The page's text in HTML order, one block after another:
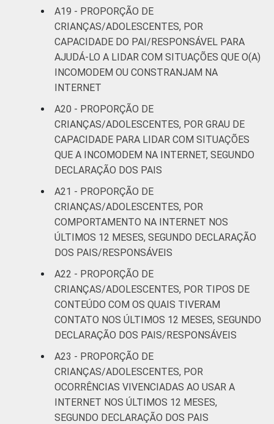
A19 - PROPORÇÃO DE
CRIANÇAS/ADOLESCENTES, POR
CAPACIDADE DO PAI/RESPONSÁVEL PARA
AJUDÁ-LO A LIDAR COM SITUAÇÕES QUE O(A)
INCOMODEM OU CONSTRANJAM NA
INTERNET
A20 - PROPORÇÃO DE
CRIANÇAS/ADOLESCENTES, POR GRAU DE
CAPACIDADE PARA LIDAR COM SITUAÇÕES
QUE A INCOMODEM NA INTERNET, SEGUNDO
DECLARAÇÃO DOS PAIS
A21 - PROPORÇÃO DE
CRIANÇAS/ADOLESCENTES, POR
COMPORTAMENTO NA INTERNET NOS
ÚLTIMOS 12 MESES, SEGUNDO DECLARAÇÃO
DOS PAIS/RESPONSÁVEIS
A22 - PROPORÇÃO DE
CRIANÇAS/ADOLESCENTES, POR TIPOS DE
CONTEÚDO COM OS QUAIS TIVERAM
CONTATO NOS ÚLTIMOS 12 MESES, SEGUNDO
DECLARAÇÃO DOS PAIS/RESPONSÁVEIS
A23 - PROPORÇÃO DE
CRIANÇAS/ADOLESCENTES, POR
OCORRÊNCIAS VIVENCIADAS AO USAR A
INTERNET NOS ÚLTIMOS 12 MESES,
SEGUNDO DECLARAÇÃO DOS PAIS